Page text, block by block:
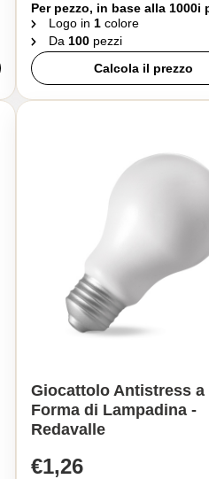
Per pezzo, in base alla 1000i
Logo in 1colore
Da 100pezzi
Calcola il prezzo
Giocattolo Antistress a
Forma di Lampadina -
Redavalle
€1,26